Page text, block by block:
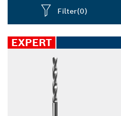
dan plastik. Baik itu hole
kayu, kit hole saw Bosch
dan mudah. Komposisi
ekstra tahan lama,
khawatir untuk sering
Filter(0)
EXPERT